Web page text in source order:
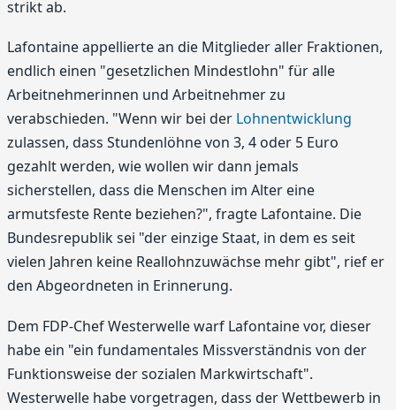
strikt ab.
Lafontaine appellierte an die Mitglieder aller Fraktionen,
endlich einen "gesetzlichen Mindestlohn" für alle
Arbeitnehmerinnen und Arbeitnehmer zu
verabschieden. "Wenn wir bei der Lohnentwicklung
zulassen, dass Stundenlöhne von 3, 4 oder 5 Euro
gezahlt werden, wie wollen wir dann jemals
sicherstellen, dass die Menschen im Alter eine
armutsfeste Rente beziehen?", fragte Lafontaine. Die
Bundesrepublik sei "der einzige Staat, in dem es seit
vielen Jahren keine Reallohnzuwächse mehr gibt", rief er
den Abgeordneten in Erinnerung.
Dem FDP-Chef Westerwelle warf Lafontaine vor, dieser
habe ein "ein fundamentales Missverständnis von der
Funktionsweise der sozialen Markwirtschaft".
Westerwelle habe vorgetragen, dass der Wettbewerb in